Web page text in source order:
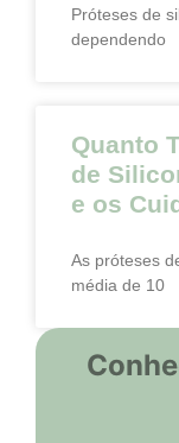
Próteses de
dependendo
Quanto
de
e os
As próteses
média de 10